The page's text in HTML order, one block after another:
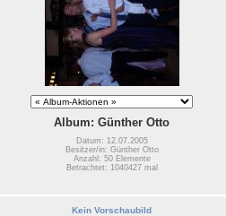
Album: Günther Otto
Datum: 12.07.2005
Besitzer/in: Günther Otto
Anzahl: 50 Elemente
Betrachtet: 1040427 mal
Kein Vorschaubild